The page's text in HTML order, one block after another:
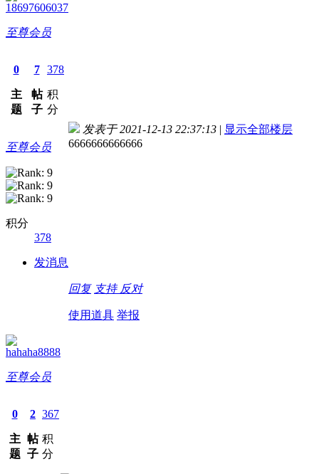
18697606037
至尊会员
0
主
题
7
帖
子
378
积
分
至尊会员
积分
378
发消息
发表于 2021-12-13 22:37:13 | 显示全部楼层
6666666666666
回复 支持 反对
使用道具 举报
hahaha8888
至尊会员
0
主
题
2
帖
子
367
积
分